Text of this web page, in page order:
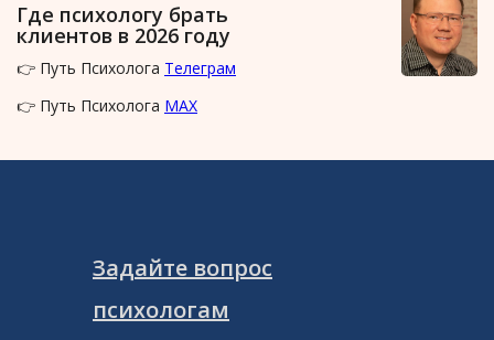
Где психологу брать
клиентов в 2026 году
👉 Путь Психолога Телеграм
👉 Путь Психолога MAX
Задайте вопрос
психологам